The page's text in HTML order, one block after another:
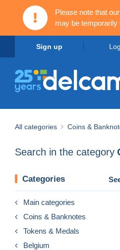
Please note that
may be temporarily
Sign up
All categories Coins &
Search in the category
Categories
Main categories
Coins & Banknotes
Tokens & Medals
Belgium